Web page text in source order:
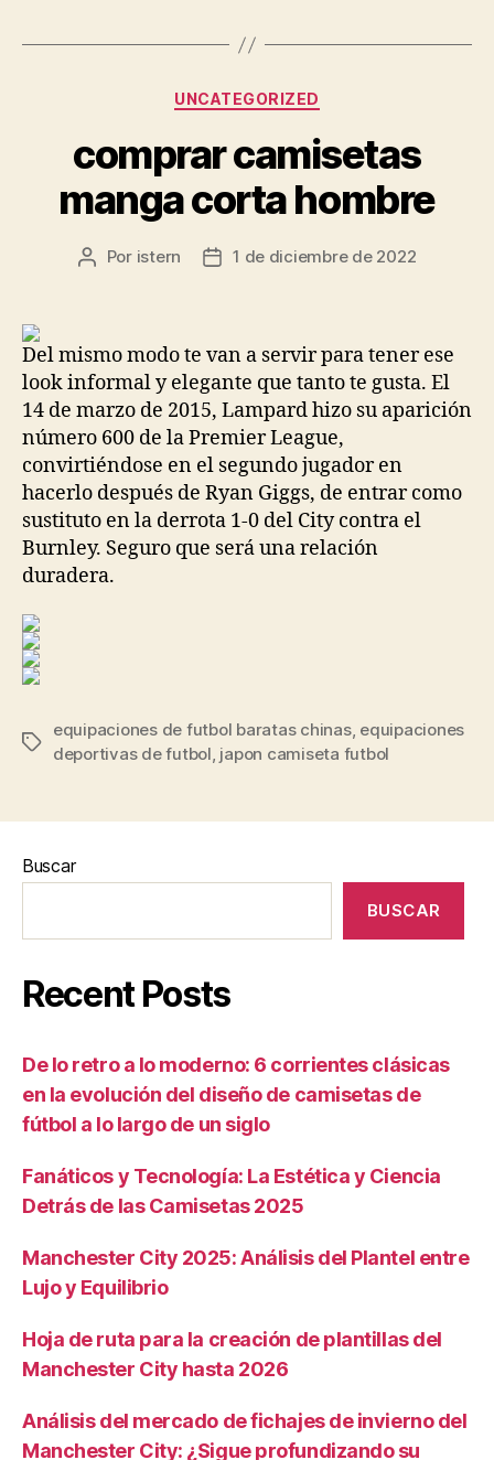
Categorías
UNCATEGORIZED
comprar camisetas
manga corta hombre
Autor
Por istern
Fecha1 de diciembre de 2022
Del mismo modo te van a servir para tener ese
look informal y elegante que tanto te gusta. El
14 de marzo de 2015, Lampard hizo su aparición
número 600 de la Premier League,
convirtiéndose en el segundo jugador en
hacerlo después de Ryan Giggs, de entrar como
sustituto en la derrota 1-0 del City contra el
Burnley. Seguro que será una relación
duradera.
Etiquetas
equipaciones de futbol baratas chinas, equipaciones
deportivas de futbol, japon camiseta futbol
Buscar
BUSCAR
Recent Posts
De lo retro a lo moderno: 6 corrientes clásicas
en la evolución del diseño de camisetas de
fútbol a lo largo de un siglo
Fanáticos y Tecnología: La Estética y Ciencia
Detrás de las Camisetas 2025
Manchester City 2025: Análisis del Plantel entre
Lujo y Equilibrio
Hoja de ruta para la creación de plantillas del
Manchester City hasta 2026
Análisis del mercado de fichajes de invierno del
Manchester City: ¿Sigue profundizando su